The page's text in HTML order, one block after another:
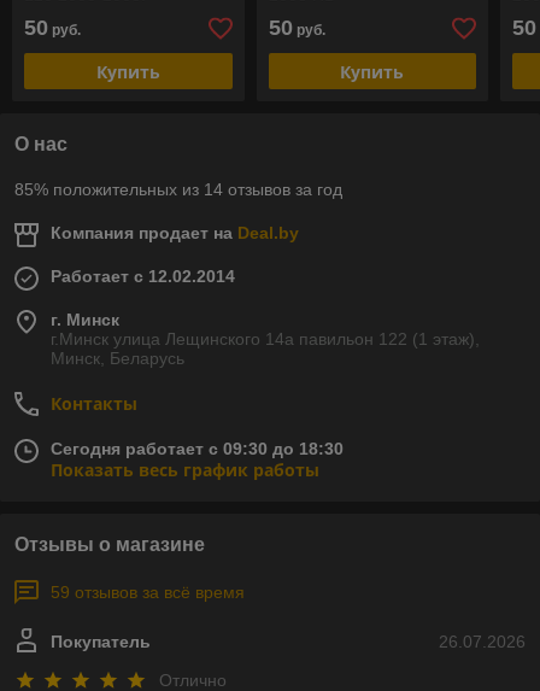
50 руб.
Купить
50 руб.
Купить
50
О нас
85% положительных из 14 отзывов за год
Компания продает на Deal.by
Работает с 12.02.2014
г. Минск
г.Минск улица Лещинского 14а павильон 122 (1 этаж),
Минск, Беларусь
Контакты
Сегодня работает с 09:30 до 18:30
Показать весь график работы
Отзывы о магазине
59 отзывов за всё время
26.07.2026
Покупатель
Отлично